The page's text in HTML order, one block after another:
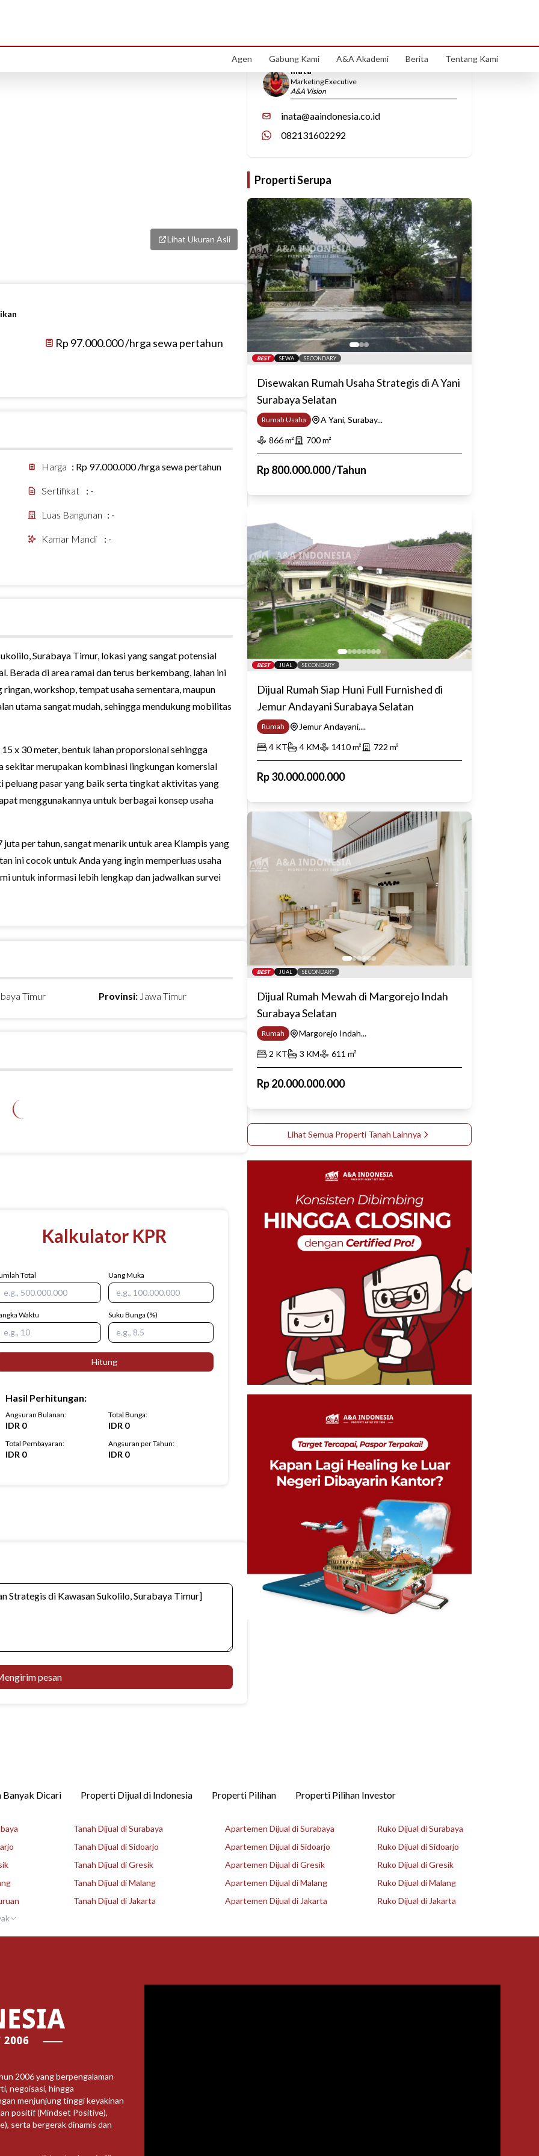
Agen Gabung Kami A&A Akademi Berita Tentang Kami
Lihat Ukuran Asli
Rp 97.000.000 /hrga sewa pertahun
pesan
Kalkulator KPR
Total Uang Muka
Waktu Suku Bunga (%)
Hitung
Hasil Perhitungan:
Angsuran Bulanan:
IDR 0
Total Bunga:
IDR 0
Total Pembayaran:
IDR 0
Angsuran per Tahun:
IDR 0
Harga : Rp 97.000.000 /hrga sewa pertahun
Sertifikat : -
Luas Bangunan : -
Kamar Mandi : -
Surabaya Timur, lokasi yang sangat potensial
Berada di area ramai dan terus berkembang, lahan ini
workshop, tempat usaha sementara, maupun
utama sangat mudah, sehingga mendukung mobilitas
x 30 meter, bentuk lahan proporsional sehingga
sekitar merupakan kombinasi lingkungan komersial
peluang pasar yang baik serta tingkat aktivitas yang
menggunakannya untuk berbagai konsep usaha
per tahun, sangat menarik untuk area Klampis yang
ini cocok untuk Anda yang ingin memperluas usaha
untuk informasi lebih lengkap dan jadwalkan survei
Timur Provinsi: Jawa Timur
Hubungi Kami
Inata
Marketing Executive
A&A Vision
inata@aaindonesia.co.id
082131602292
Properti Serupa
BEST SEWA SECONDARY
Disewakan Rumah Usaha Strategis di A Yani
Surabaya Selatan
Rumah Usaha
A Yani, Surabay...
866m² 700m²
Rp800.000.000/Tahun
BEST JUAL SECONDARY
Dijual Rumah Siap Huni Full Furnished di
Jemur Andayani Surabaya Selatan
Rumah
Jemur Andayani,...
4KT 4KM 1410m² 722 m²
Rp30.000.000.000
BEST JUAL SECONDARY
Dijual Rumah Mewah di Margorejo Indah
Surabaya Selatan
Rumah
Margorejo Indah...
2 KT 3 KM 611 m²
Rp20.000.000.000
Lihat Semua Properti Tanah Lainnya
Banyak Dicari Properti Dijual di Indonesia Properti Pilihan Properti Pilihan Investor
Tanah Dijual di Surabaya
Tanah Dijual di Sidoarjo
Tanah Dijual di Gresik
Tanah Dijual di Malang
Tanah Dijual di Jakarta
Apartemen Dijual di Surabaya
Apartemen Dijual di Sidoarjo
Apartemen Dijual di Gresik
Apartemen Dijual di Malang
Apartemen Dijual di Jakarta
Ruko Dijual di Surabaya
Ruko Dijual di Sidoarjo
Ruko Dijual di Gresik
Ruko Dijual di Malang
Ruko Dijual di Jakarta
2006 yang berpengalaman
negoisasi, hingga
menjunjung tinggi keyakinan
positif (Mindset Positive),
serta bergerak dinamis dan